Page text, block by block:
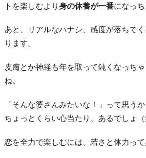
トを楽しむより 身の休養が一番になっち
あと、リアルなハナシ、感度が落ちて
ります。
皮膚とか神経も年を取って鈍くなっち
ね。
「そんな婆さんみたいな！」って思うか
ちょっとくらい心当たり、あるでしょ（
恋を全力で楽しむには、若さと体力って